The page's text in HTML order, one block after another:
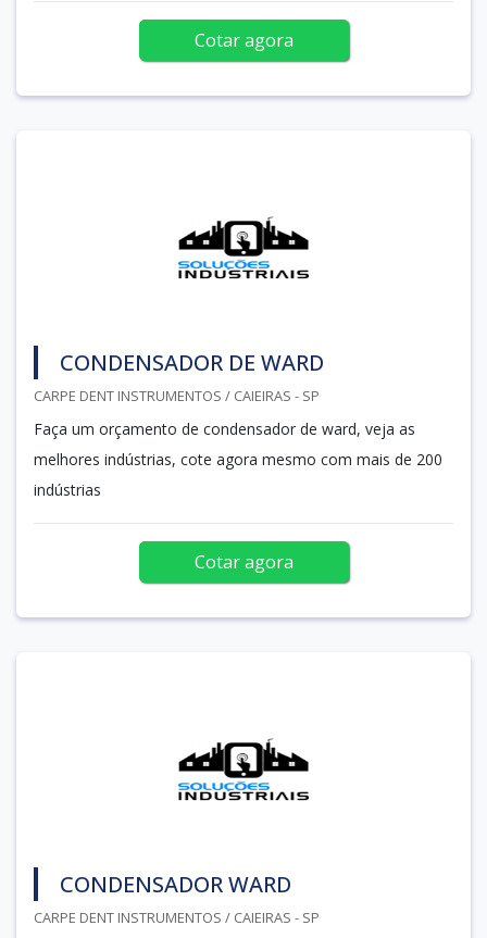
Cotar agora
CONDENSADOR DE WARD
CARPE DENT INSTRUMENTOS / CAIEIRAS - SP
Faça um orçamento de condensador de ward, veja as
melhores indústrias, cote agora mesmo com mais de 200
indústrias
Cotar agora
CONDENSADOR WARD
CARPE DENT INSTRUMENTOS / CAIEIRAS - SP